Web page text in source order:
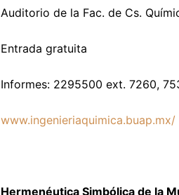
Auditorio de la Fac. de Cs.
Entrada gratuita
Informes: 2295500 ext. 7260,
www.ingenieriaquimica.buap.mx/
Hermenéutica Simbólica de la